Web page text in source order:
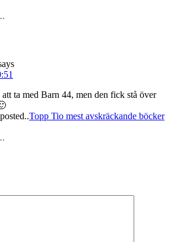
att ta med Barn 44, men den fick stå över
Topp Tio mest avskräckande böcker